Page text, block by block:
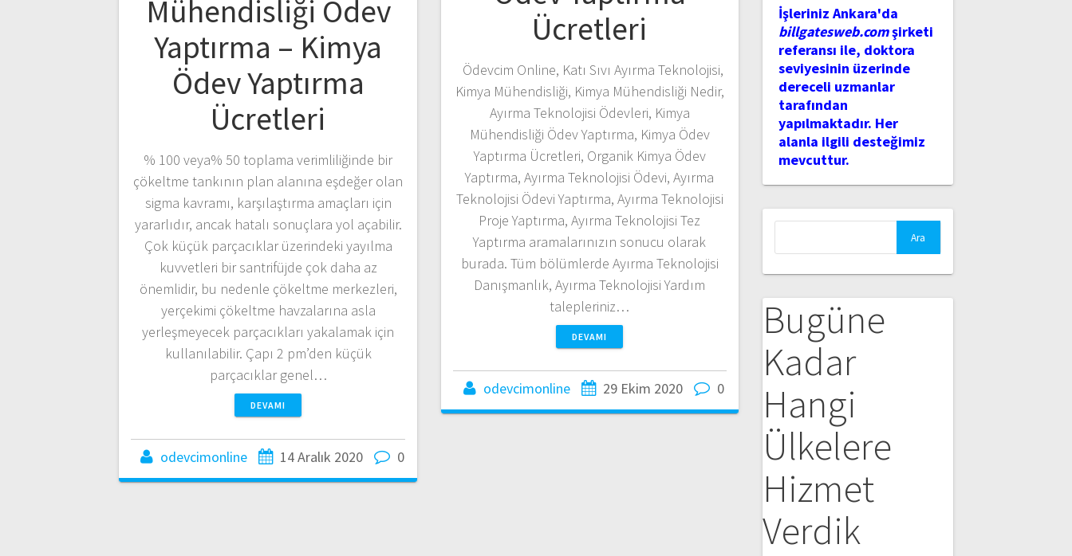
Mühendisliği Ödev
Yaptırma – Kimya
Ödev Yaptırma
Ücretleri
% 100 veya% 50 toplama verimliliğinde bir
çökeltme tankının plan alanına eşdeğer olan
sigma kavramı, karşılaştırma amaçları için
yararlıdır, ancak hatalı sonuçlara yol açabilir.
Çok küçük parçacıklar üzerindeki yayılma
kuvvetleri bir santrifüjde çok daha az
önemlidir, bu nedenle çökeltme merkezleri,
yerçekimi çökeltme havzalarına asla
yerleşmeyecek parçacıkları yakalamak için
kullanılabilir. Çapı 2 pm’den küçük
parçacıklar genel…
DEVAMI
odevcimonline 14 Aralık 2020 0
Ücretleri
Ödevcim Online, Katı Sıvı Ayırma Teknolojisi,
Kimya Mühendisliği, Kimya Mühendisliği Nedir,
Ayırma Teknolojisi Ödevleri, Kimya
Mühendisliği Ödev Yaptırma, Kimya Ödev
Yaptırma Ücretleri, Organik Kimya Ödev
Yaptırma, Ayırma Teknolojisi Ödevi, Ayırma
Teknolojisi Ödevi Yaptırma, Ayırma Teknolojisi
Proje Yaptırma, Ayırma Teknolojisi Tez
Yaptırma aramalarınızın sonucu olarak
burada. Tüm bölümlerde Ayırma Teknolojisi
Danışmanlık, Ayırma Teknolojisi Yardım
talepleriniz…
DEVAMI
odevcimonline 29 Ekim 2020 0
İşleriniz Ankara'da
billgatesweb.comşirketi
referansı ile, doktora
seviyesinin üzerinde
dereceli uzmanlar
tarafından
yapılmaktadır. Her
alanla ilgili desteğimiz
mevcuttur.
Bugüne
Kadar
Hangi
Ülkelere
Hizmet
Verdik